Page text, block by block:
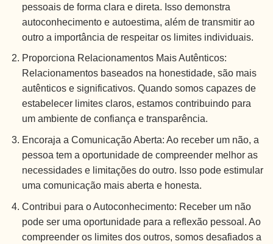
pessoais de forma clara e direta. Isso demonstra
autoconhecimento e autoestima, além de transmitir ao
outro a importância de respeitar os limites individuais.
Proporciona Relacionamentos Mais Autênticos:
Relacionamentos baseados na honestidade, são mais
autênticos e significativos. Quando somos capazes de
estabelecer limites claros, estamos contribuindo para
um ambiente de confiança e transparência.
Encoraja a Comunicação Aberta: Ao receber um não, a
pessoa tem a oportunidade de compreender melhor as
necessidades e limitações do outro. Isso pode estimular
uma comunicação mais aberta e honesta.
Contribui para o Autoconhecimento: Receber um não
pode ser uma oportunidade para a reflexão pessoal. Ao
compreender os limites dos outros, somos desafiados a